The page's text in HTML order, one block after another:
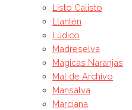
Listo Calisto
Llantén
Lúdico
Madreselva
Mágicas Naranjas
Mal de Archivo
Mansalva
Marciana